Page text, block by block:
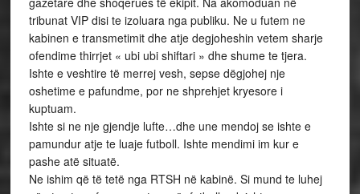
tribunat VIP disi te izoluara nga publiku. Ne u futem ne
kabinen e transmetimit dhe atje degjoheshin vetem sharje
ofendime thirrjet « ubi ubi shiftari » dhe shume te tjera.
Ishte e veshtire të merrej vesh, sepse dëgjohej nje
oshetime e pafundme, por ne shprehjet kryesore i
kuptuam.
Ishte si ne nje gjendje lufte…dhe une mendoj se ishte e
pamundur atje te luaje futboll. Ishte mendimi im kur e
pashe atë situatë.
Ne ishim që të tetë nga RTSH në kabinë. Si mund te luhej